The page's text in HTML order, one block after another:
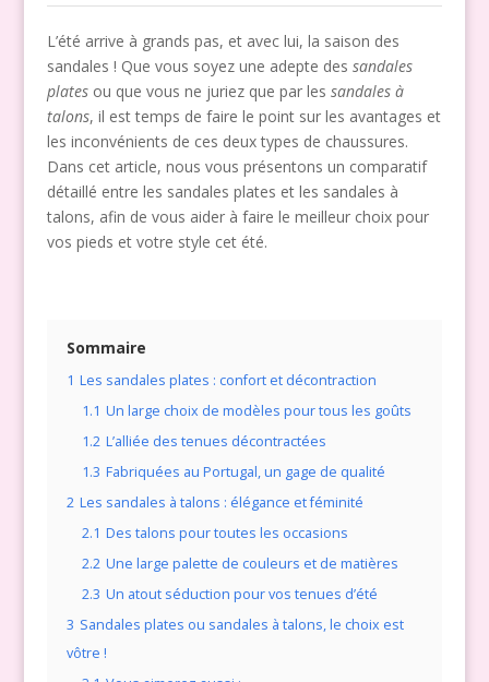
L’été arrive à grands pas, et avec lui, la saison des
sandales ! Que vous soyez une adepte des sandales
platesou que vous ne juriez que par les sandales à
talons, il est temps de faire le point sur les avantages et
les inconvénients de ces deux types de chaussures.
Dans cet article, nous vous présentons un comparatif
détaillé entre les sandales plates et les sandales à
talons, afin de vous aider à faire le meilleur choix pour
vos pieds et votre style cet été.
Sommaire
1 Les sandales plates : confort et décontraction
1.1 Un large choix de modèles pour tous les goûts
1.2 L’alliée des tenues décontractées
1.3 Fabriquées au Portugal, un gage de qualité
2 Les sandales à talons : élégance et féminité
2.1 Des talons pour toutes les occasions
2.2 Une large palette de couleurs et de matières
2.3 Un atout séduction pour vos tenues d’été
3 Sandales plates ou sandales à talons, le choix est
vôtre !